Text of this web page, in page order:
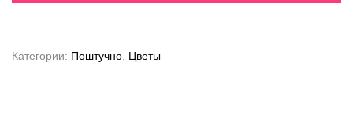
Категории: Поштучно Цветы